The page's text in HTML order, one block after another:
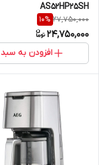
AS52HP25SH
27,750,000
10%
24,750,000
افزودن به سبد